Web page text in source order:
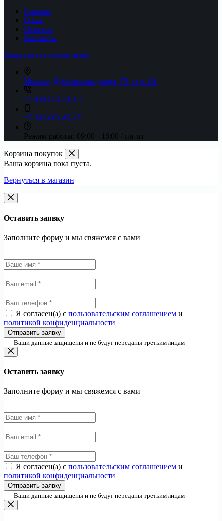
Главная
О нас
Новости
Контакты
Запросить оптовые цены
Москва, Дубнинская улица, 75, стр. 1А
+7 800-551-14-15
+7 962-963-47-47
Режим работы: 09:00 - 18:00 / пн-пт
Корзина покупок
Ваша корзина пока пуста.
Вернуться в магазин
Оставить заявку
Заполните форму и мы свяжемся с вами
Я согласен(а) с пользовательским соглашением и
политикой конфиденциальности
Отправить заявку
Ваши данные защищены и не будут переданы третьим лицам
Оставить заявку
Заполните форму и мы свяжемся с вами
Я согласен(а) с пользовательским соглашением и
политикой конфиденциальности
Отправить заявку
Ваши данные защищены и не будут переданы третьим лицам